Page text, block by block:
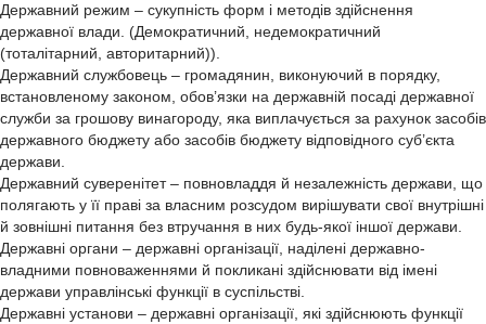
Державний режим – сукупність форм і методів здійснення
державної влади. (Демократичний, недемократичний
(тоталітарний, авторитарний)).
Державний службовець – громадянин, виконуючий в порядку,
встановленому законом, обов’язки на державній посаді державної
служби за грошову винагороду, яка виплачується за рахунок засобів
державного бюджету або засобів бюджету відповідного суб’єкта
держави.
Державний суверенітет – повновладдя й незалежність держави, що
полягають у її праві за власним розсудом вирішувати свої внутрішні
й зовнішні питання без втручання в них будь-якої іншої держави.
Державні органи – державні організації, наділені державно-
владними повноваженнями й покликані здійснювати від імені
держави управлінські функції в суспільстві.
Державні установи – державні організації, які здійснюють функції